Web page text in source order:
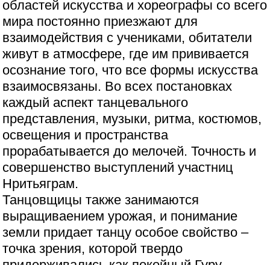
областей искусства и хореографы со всего
мира постоянно приезжают для
взаимодействия с учениками, обитатели
живут в атмосфере, где им прививается
осознание того, что все формы искусства
взаимосвязаны. Во всех постановках
каждый аспект танцевального
представления, музыки, ритма, костюмов,
освещения и пространства
прорабатывается до мелочей. Точность и
совершенство выступлений участниц
Нритьяграм.
Танцовщицы также занимаются
выращиваением урожая, и понимание
земли придает танцу особое свойство –
точка зрения, которой твердо